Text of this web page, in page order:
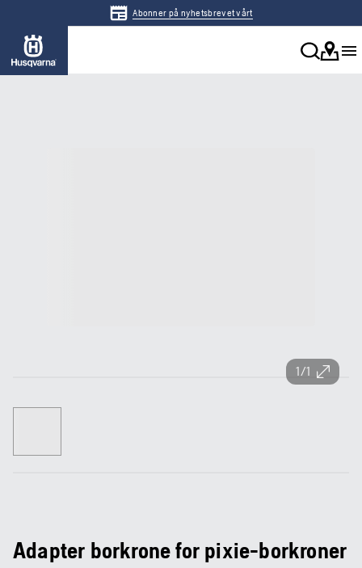
Abonner på nyhetsbrevet vårt
1/1
Adapter borkrone for pixie-borkroner